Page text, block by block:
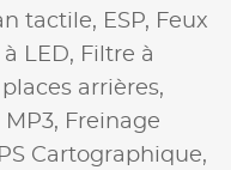
tactile, ESP, Feux
LED, Filtre à
arrières,
Freinage
Cartographique,